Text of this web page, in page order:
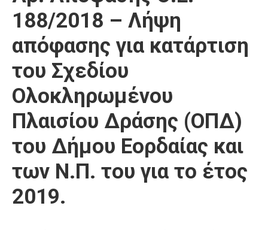
Αποφάσεις
Τηλέφωνα
188/2018 – Λήψη
απόφασης για κατάρτιση
του Σχεδίου
Ολοκληρωμένου
Πλαισίου Δράσης (ΟΠΔ)
του Δήμου Εορδαίας και
των Ν.Π. του για το έτος
2019.